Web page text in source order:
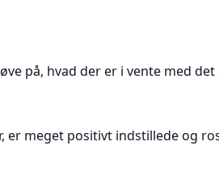
på, hvad der er i vente med det
er meget positivt indstillede og